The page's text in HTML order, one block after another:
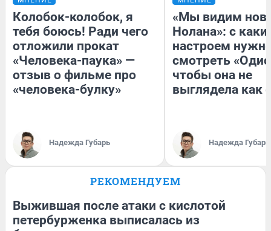
Колобок-колобок, я
тебя боюсь! Ради чего
отложили прокат
«Человека-паука» —
отзыв о фильме про
«человека-булку»
Надежда Губарь
«Мы видим
Нолана»: с
настроем
смотреть
чтобы она не
выглядела как
Надежда Губарь
РЕКОМЕНДУЕМ
Выжившая после атаки с кислотой
петербурженка выписалась из